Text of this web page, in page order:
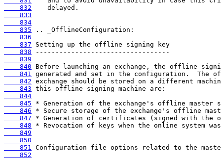
    832
    833
    834
    835
    836
    837
    838
    839
    840
    841
    842
    843
    844
    845
    846
    847
    848
    849
    850
    851
    852